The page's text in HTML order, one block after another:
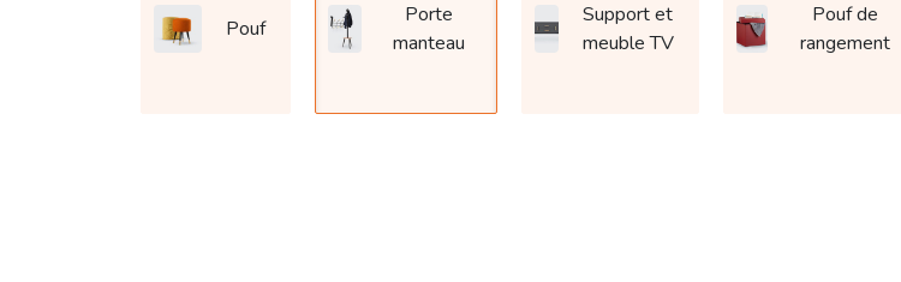
Pouf
Porte
manteau
Support et
meuble TV
Pouf de
rangement